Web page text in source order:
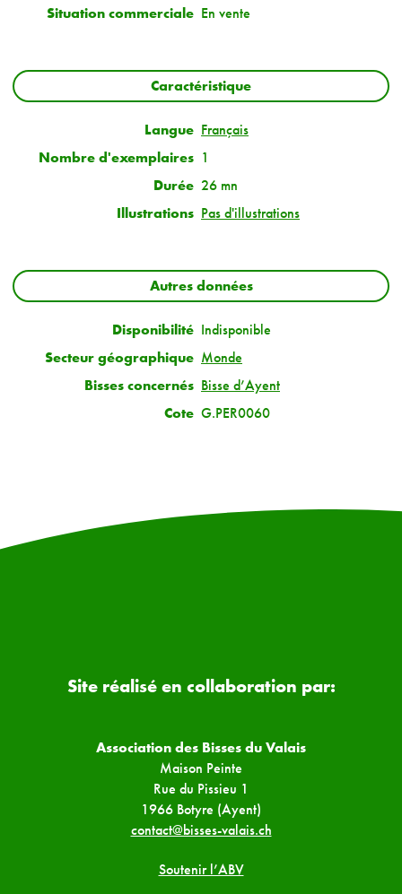
Situation commerciale En vente
Caractéristique
Langue Français
Nombre d'exemplaires 1
Durée 26 mn
Illustrations Pas d'illustrations
Autres données
Disponibilité Indisponible
Secteur géographique Monde
Bisses concernés Bisse d’Ayent
Cote G.PER0060
Site réalisé en collaboration par:
Association des Bisses du Valais
Maison Peinte
Rue du Pissieu 1
1966 Botyre (Ayent)
contact@bisses-valais.ch
Soutenir l’ABV